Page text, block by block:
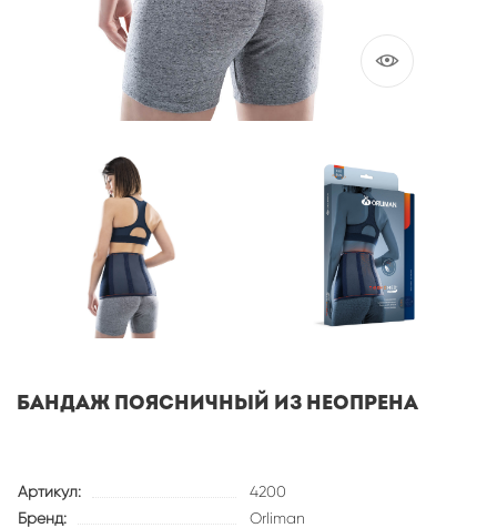
Бандаж поясничный из неопрена
Артикул:
4200
Бренд:
Orliman